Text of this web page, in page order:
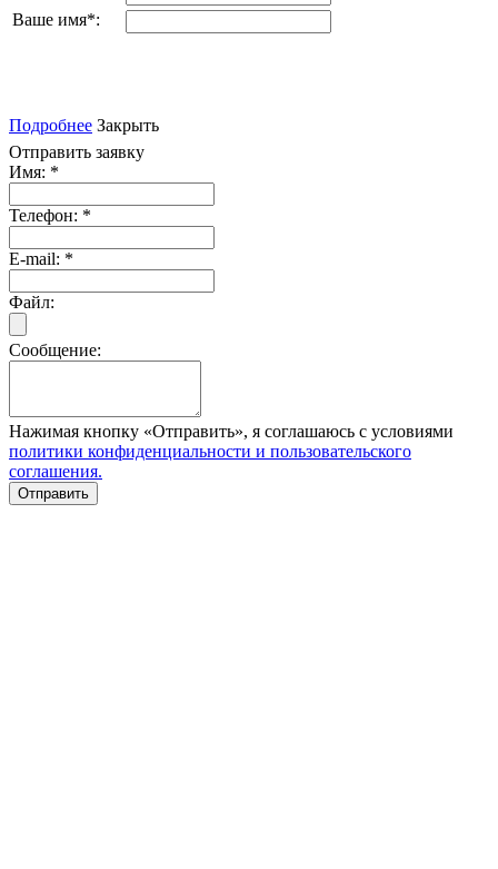
Ваше имя*:
Подробнее Закрыть
Отправить заявку
Имя: *
Телефон: *
E-mail: *
Файл:
Сообщение:
Нажимая кнопку «Отправить», я соглашаюсь с условиями
политики конфиденциальности и пользовательского
соглашения.
Отправить